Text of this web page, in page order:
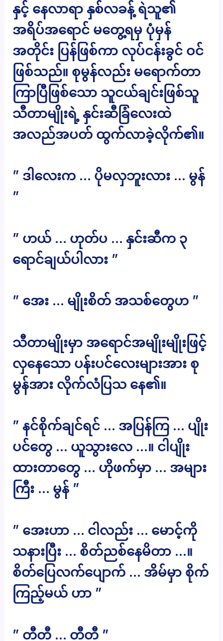
နှင့် နေလာရာ နှစ်လခန့် ရဲသူ၏
အရိပ်အရောင် မတွေ့ရမှ ပုံမှန်
အတိုင်း ပြန်ဖြစ်ကာ လုပ်ငန်းခွင် ဝင်
ဖြစ်သည်။ စုမွန်လည်း မရောက်တာ
ကြာပြီဖြစ်သော သူငယ်ချင်းဖြစ်သူ
သီတာမျိုးရဲ့ နှင်းဆီခြံလေးထဲ
အလည်အပတ် ထွက်လာခဲ့လိုက်၏။
” ဒါလေးက … ပိုမလှဘူးလား … မွန်
”
” ဟယ် … ဟုတ်ပ … နှင်းဆီက ၃
ရောင်ချယ်ပါလား ”
” အေး … မျိုးစိတ် အသစ်တွေဟ ”
သီတာမျိုးမှာ အရောင်အမျိုးမျိုးဖြင့်
လှနေသော ပန်းပင်လေးများအား စု
မွန်အား လိုက်လံပြသ နေ၏။
” နင်စိုက်ချင်ရင် … အပြန်ကြ … ပျိုး
ပင်တွေ … ယူသွားလေ …။ ငါပျိုး
ထားတာတွေ … ဟိုဖက်မှာ … အများ
ကြီး … မွန် ”
” အေးဟာ … ငါလည်း … မောင့်ကို
သနားပြီး … စိတ်ညစ်နေမိတာ …။
စိတ်ပြေလက်ပျောက် … အိမ်မှာ စိုက်
ကြည့်မယ် ဟာ ”
” တီတီ … တီတီ ”